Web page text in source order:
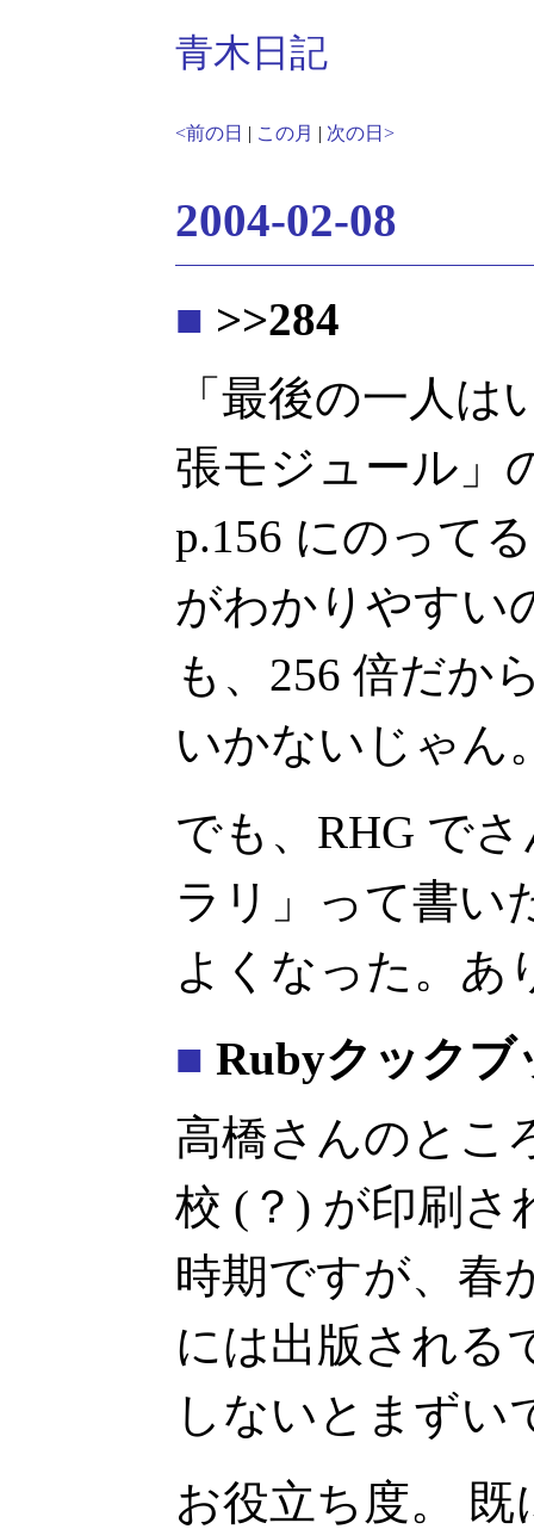
青木日記
<前の日 | この月 | 次の日>
2004-02-08
■ >>284
「最後の一人
張モジュール」
p.156 にのって
がわかりやすい
も、256 倍だか
いかないじゃん
でも、RHG で
ラリ」って書い
よくなった。あ
■ Rubyクックブ
高橋さんのとこ
校 (？) が印刷さ
時期ですが、春
には出版される
しないとまずい
お役立ち度。 既